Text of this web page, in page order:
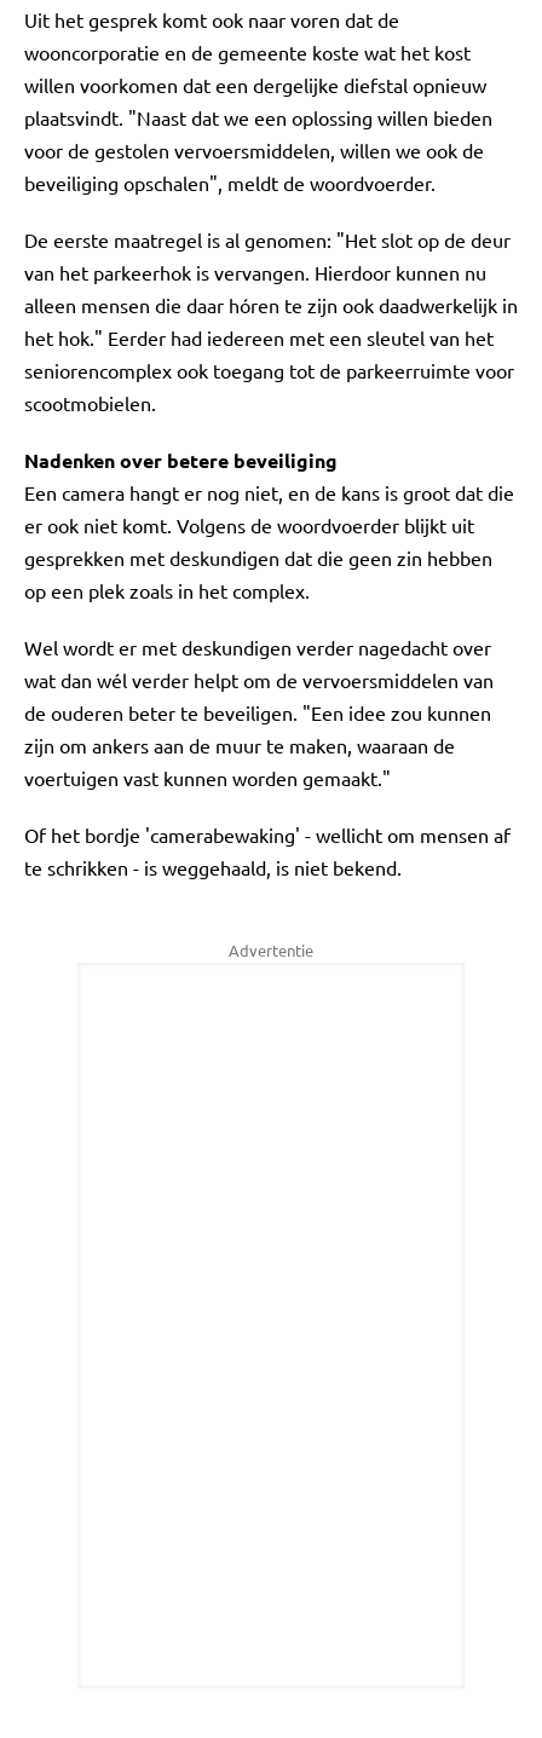
Uit het gesprek komt ook naar voren dat de
wooncorporatie en de gemeente koste wat het kost
willen voorkomen dat een dergelijke diefstal opnieuw
plaatsvindt. "Naast dat we een oplossing willen bieden
voor de gestolen vervoersmiddelen, willen we ook de
beveiliging opschalen", meldt de woordvoerder.
De eerste maatregel is al genomen: "Het slot op de deur
van het parkeerhok is vervangen. Hierdoor kunnen nu
alleen mensen die daar hóren te zijn ook daadwerkelijk in
het hok." Eerder had iedereen met een sleutel van het
seniorencomplex ook toegang tot de parkeerruimte voor
scootmobielen.
Nadenken over betere beveiliging
Een camera hangt er nog niet, en de kans is groot dat die
er ook niet komt. Volgens de woordvoerder blijkt uit
gesprekken met deskundigen dat die geen zin hebben
op een plek zoals in het complex.
Wel wordt er met deskundigen verder nagedacht over
wat dan wél verder helpt om de vervoersmiddelen van
de ouderen beter te beveiligen. "Een idee zou kunnen
zijn om ankers aan de muur te maken, waaraan de
voertuigen vast kunnen worden gemaakt."
Of het bordje 'camerabewaking' - wellicht om mensen af
te schrikken - is weggehaald, is niet bekend.
Advertentie